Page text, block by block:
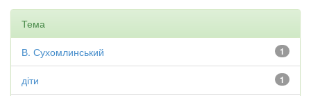
Тема
1
В. Сухомлинський
1
діти